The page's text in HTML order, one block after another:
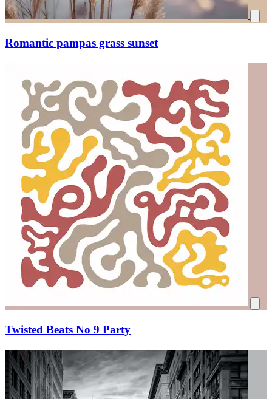
Romantic pampas grass sunset
Twisted Beats No 9 Party